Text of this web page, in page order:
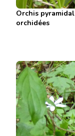
Orchis pyramidal
orchidées